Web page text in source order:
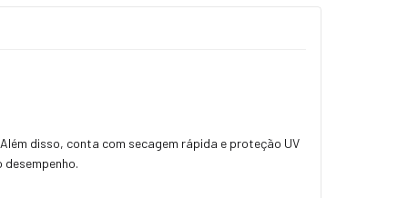
disso, conta com secagem rápida e proteção UV